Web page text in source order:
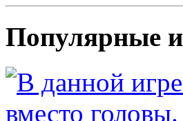
Популярные